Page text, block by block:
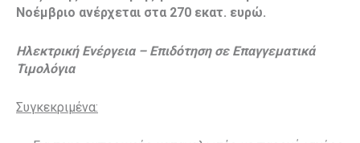
Νοέμβριο ανέρχεται στα 270 εκατ. ευρώ.
Ηλεκτρική Ενέργεια – Επιδότηση σε Επαγγεματικά
Τιμολόγια
Συγκεκριμένα: